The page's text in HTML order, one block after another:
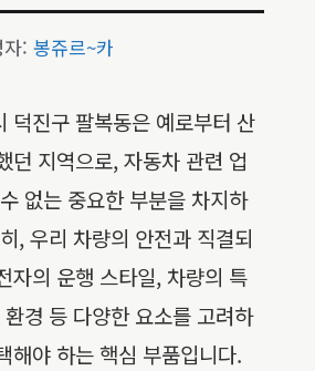
: 봉쥬르~카
덕진구 팔복동은 예로부터 산
던 지역으로, 자동차 관련 업
없는 중요한 부분을 차지하
, 우리 차량의 안전과 직결되
자의 운행 스타일, 차량의 특
경 등 다양한 요소를 고려하
해야 하는 핵심 부품입니다.